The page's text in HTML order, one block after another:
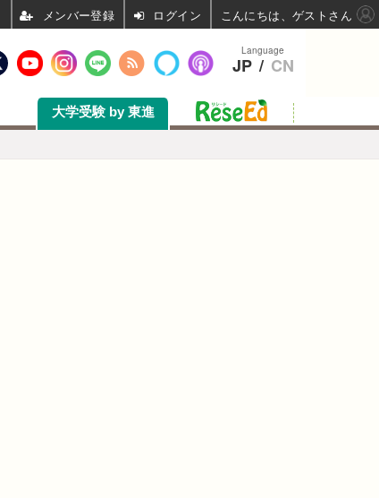
大学受験 by 東進
Language
JP / CN
ログイン こんにちは、ゲストさん